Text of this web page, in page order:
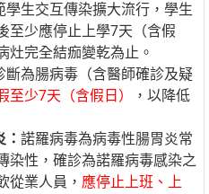
學生交互傳染擴大流行，學生
至少應停止上學7天（含假
灶完全結痂變乾為止。
斷為腸病毒（含醫師確診及疑
至少7天（含假日）
，以降低
：諾羅病毒為病毒性腸胃炎常
染性，確診為諾羅病毒感染之
從業人員， 應停止上班、上